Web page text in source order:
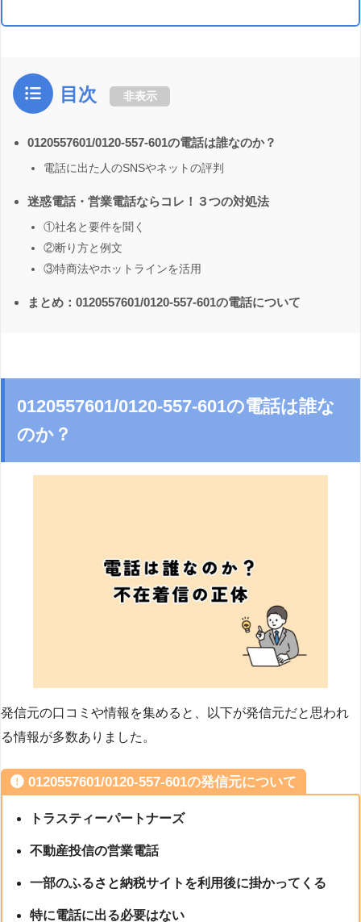
目次 非表示
0120557601/0120-557-601の電話は誰なのか？
電話に出た人のSNSやネットの評判
迷惑電話・営業電話ならコレ！３つの対処法
①社名と要件を聞く
②断り方と例文
③特商法やホットラインを活用
まとめ：0120557601/0120-557-601の電話について
0120557601/0120-557-601の電話は誰な
のか？
発信元の口コミや情報を集めると、以下が発信元だと思われ
る情報が多数ありました。
0120557601/0120-557-601の発信元について
トラスティーパートナーズ
不動産投信の営業電話
一部のふるさと納税サイトを利用後に掛かってくる
特に電話に出る必要はない